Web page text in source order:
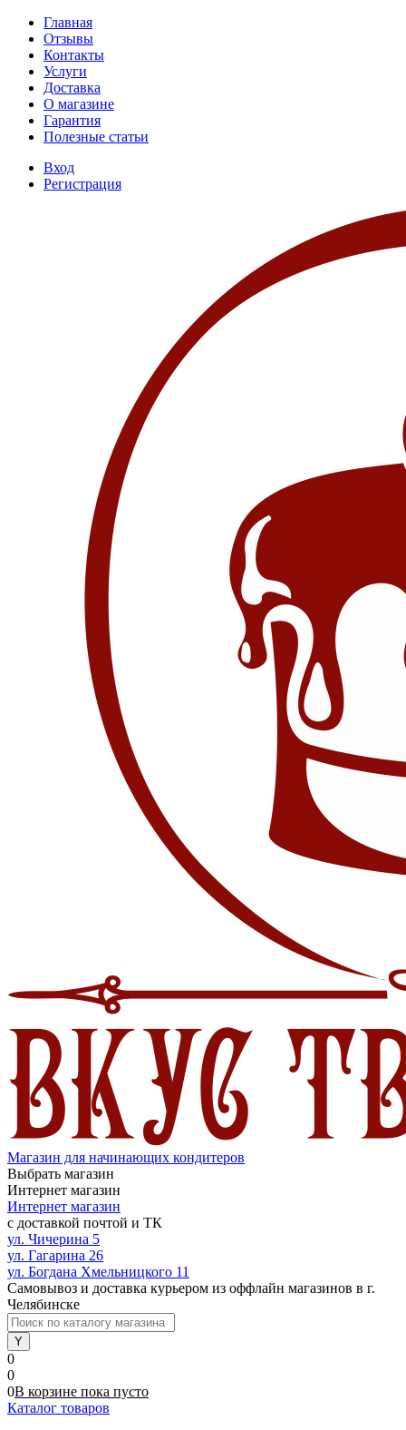
Главная
Отзывы
Контакты
Услуги
Доставка
О магазине
Гарантия
Полезные статьи
Вход
Регистрация
Магазин для начинающих кондитеров
Выбрать магазин
Интернет магазин
Интернет магазин
с доставкой почтой и ТК
ул. Чичерина 5
ул. Гагарина 26
ул. Богдана Хмельницкого 11
Самовывоз и доставка курьером из оффлайн магазинов в г.
Челябинске
0
0
0В корзине пока пусто
Каталог товаров